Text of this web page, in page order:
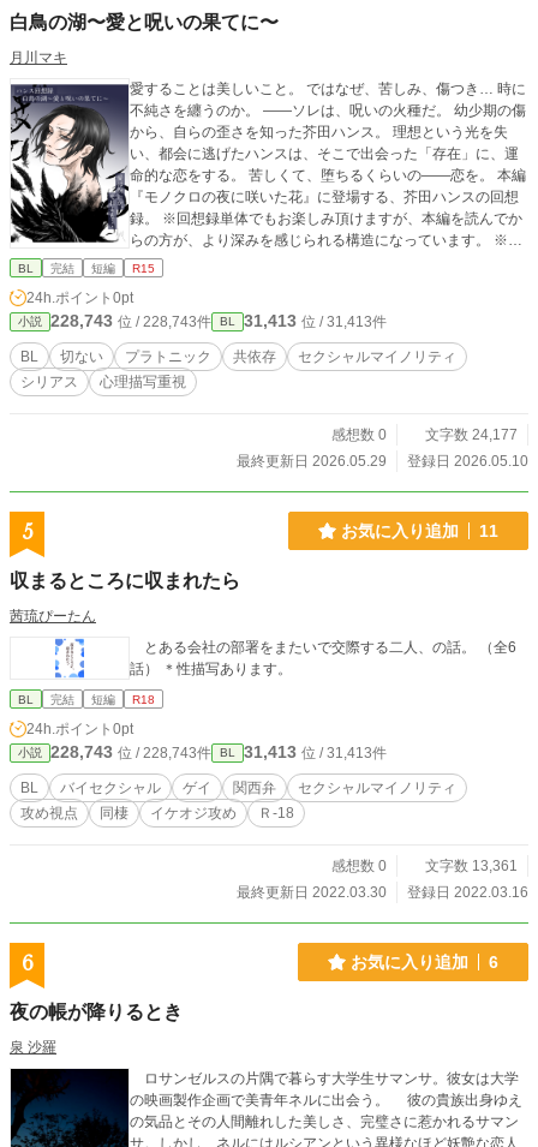
白鳥の湖〜愛と呪いの果てに〜
月川マキ
愛することは美しいこと。 ではなぜ、苦しみ、傷つき… 時に
不純さを纏うのか。 ――ソレは、呪いの火種だ。 幼少期の傷
から、自らの歪さを知った芥田ハンス。 理想という光を失
い、都会に逃げたハンスは、そこで出会った「存在」に、運
命的な恋をする。 苦しくて、堕ちるくらいの――恋を。 本編
『モノクロの夜に咲いた花』に登場する、芥田ハンスの回想
録。 ※回想録単体でもお楽しみ頂けますが、本編を読んでか
らの方が、より深みを感じられる構造になっています。 ※軽
微な暴力描写・性的示唆を含みます（R15程度） ※本作は他
BL 完結 短編 R15
24h.ポイント 0pt
小説 228,743 位 / 228,743件 BL 31,413 位 / 31,413件
BL 切ない プラトニック 共依存
セクシャルマイノリティ
シリアス
心理描写重視
感想数 0
文字数 24,177
最終更新日 2026.05.29
登録日 2026.05.10
5 お気に入り追加 11
収まるところに収まれたら
茜琉ぴーたん
とある会社の部署をまたいで交際する二人、の話。 （全6
話） ＊性描写あります。
BL 完結 短編 R18
24h.ポイント 0pt
小説 228,743 位 / 228,743件 BL 31,413 位 / 31,413件
BL バイセクシャル ゲイ 関西弁
セクシャルマイノリティ
攻め視点
同棲 イケオジ攻め Ｒ-18
感想数 0
文字数 13,361
最終更新日 2022.03.30
登録日 2022.03.16
6 お気に入り追加 6
夜の帳が降りるとき
泉 沙羅
ロサンゼルスの片隅で暮らす大学生サマンサ。彼女は大学
の映画製作企画で美青年ネルに出会う。 彼の貴族出身ゆえ
の気品とその人間離れした美しさ、完璧さに惹かれるサマン
サ。しかし、ネルにはルシアンという異様なほど妖艶な恋人